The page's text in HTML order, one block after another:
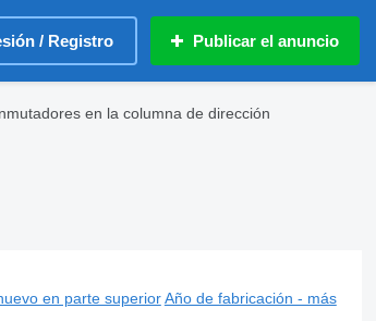
/ Registro Publicar el anuncio
en la columna de dirección
en parte superior Año de fabricación - más